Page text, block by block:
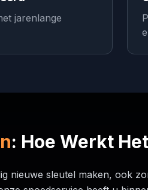
jarenlange
: Hoe Werkt
nieuwe sleutel maken, ook